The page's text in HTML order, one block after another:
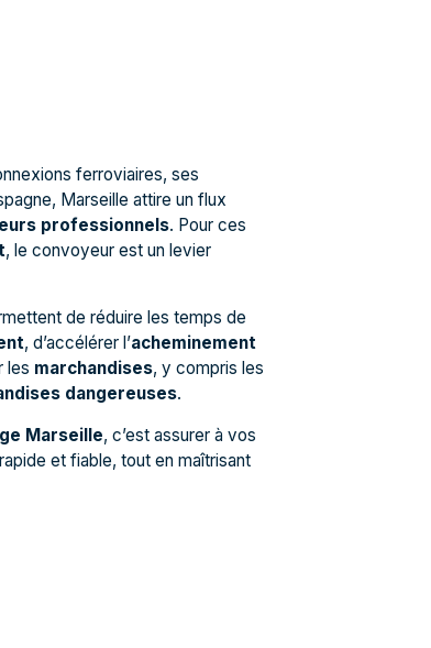
ferroviaires, ses
Marseille attire un flux
professionnels. Pour ces
, le convoyeur est un levier
de réduire les temps de
, d’accélérer l’acheminement
les marchandises, y compris les
dangereuses.
Marseille, c’est assurer à vos
et fiable, tout en maîtrisant